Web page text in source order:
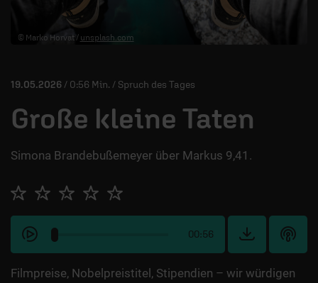
DEINE APP
MITMACHEN
ÜBER UNS
© Marko Horvat / unsplash.com
19.05.2026 / 0:56 Min. / Spruch des Tages
Große kleine Taten
Simona Brandebußemeyer über Markus 9,41.
00:56
Filmpreise, Nobelpreistitel, Stipendien – wir würdigen